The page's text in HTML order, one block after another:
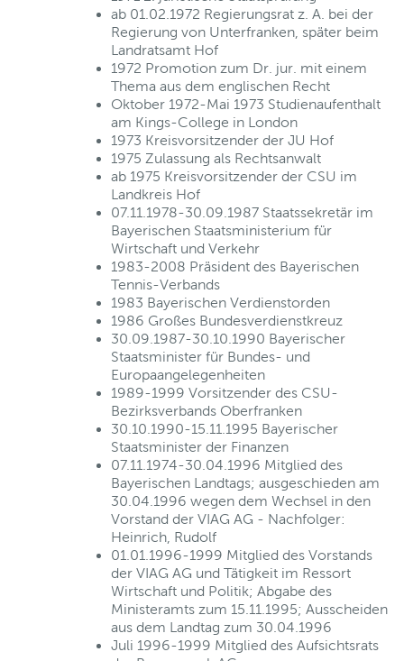
ab 01.02.1972 Regierungsrat z. A. bei der
Regierung von Unterfranken, später beim
Landratsamt Hof
1972 Promotion zum Dr. jur. mit einem
Thema aus dem englischen Recht
Oktober 1972-Mai 1973 Studienaufenthalt
am Kings-College in London
1973 Kreisvorsitzender der JU Hof
1975 Zulassung als Rechtsanwalt
ab 1975 Kreisvorsitzender der CSU im
Landkreis Hof
07.11.1978-30.09.1987 Staatssekretär im
Bayerischen Staatsministerium für
Wirtschaft und Verkehr
1983-2008 Präsident des Bayerischen
Tennis-Verbands
1983 Bayerischen Verdienstorden
1986 Großes Bundesverdienstkreuz
30.09.1987-30.10.1990 Bayerischer
Staatsminister für Bundes- und
Europaangelegenheiten
1989-1999 Vorsitzender des CSU-
Bezirksverbands Oberfranken
30.10.1990-15.11.1995 Bayerischer
Staatsminister der Finanzen
07.11.1974-30.04.1996 Mitglied des
Bayerischen Landtags; ausgeschieden am
30.04.1996 wegen dem Wechsel in den
Vorstand der VIAG AG - Nachfolger:
Heinrich, Rudolf
01.01.1996-1999 Mitglied des Vorstands
der VIAG AG und Tätigkeit im Ressort
Wirtschaft und Politik; Abgabe des
Ministeramts zum 15.11.1995; Ausscheiden
aus dem Landtag zum 30.04.1996
Juli 1996-1999 Mitglied des Aufsichtsrats